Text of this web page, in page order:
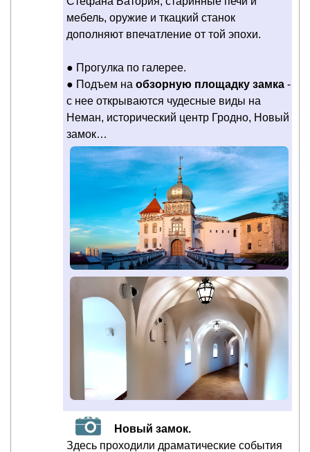
мебель, оружие и ткацкий станок
дополняют впечатление от той эпохи.
● Прогулка по галерее.
● Подъем на обзорную площадку замка -
с нее открываются чудесные виды на
Неман, исторический центр Гродно, Новый
замок…
Новый замок.
Здесь проходили драматические события